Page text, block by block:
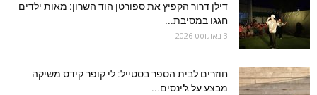
דילן דרור הקפיץ את ספורטן הוד השרון: מאות ילדים
חגגו במסיבת...
3 באוגוסט 2026
חוזרים לבית הספר בסטייל: לי קופר קידס משיקה
מבצע על ג'ינסים...